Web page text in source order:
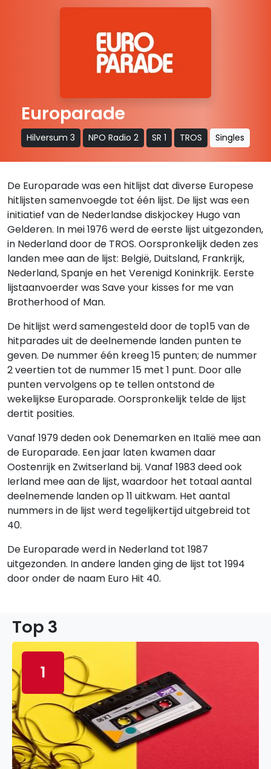
Europarade
Hilversum 3 NPO Radio 2 SR 1 TROS Singles
De Europarade was een hitlijst dat diverse Europese
hitlijsten samenvoegde tot één lijst. De lijst was een
initiatief van de Nederlandse diskjockey Hugo van
Gelderen. In mei 1976 werd de eerste lijst uitgezonden,
in Nederland door de TROS. Oorspronkelijk deden zes
landen mee aan de lijst: België, Duitsland, Frankrijk,
Nederland, Spanje en het Verenigd Koninkrijk. Eerste
lijstaanvoerder was Save your kisses for me van
Brotherhood of Man.
De hitlijst werd samengesteld door de top15 van de
hitparades uit de deelnemende landen punten te
geven. De nummer één kreeg 15 punten; de nummer
2 veertien tot de nummer 15 met 1 punt. Door alle
punten vervolgens op te tellen ontstond de
wekelijkse Europarade. Oorspronkelijk telde de lijst
dertit posities.
Vanaf 1979 deden ook Denemarken en Italië mee aan
de Europarade. Een jaar laten kwamen daar
Oostenrijk en Zwitserland bij. Vanaf 1983 deed ook
Ierland mee aan de lijst, waardoor het totaal aantal
deelnemende landen op 11 uitkwam. Het aantal
nummers in de lijst werd tegelijkertijd uitgebreid tot
40.
De Europarade werd in Nederland tot 1987
uitgezonden. In andere landen ging de lijst tot 1994
door onder de naam Euro Hit 40.
Top 3
1